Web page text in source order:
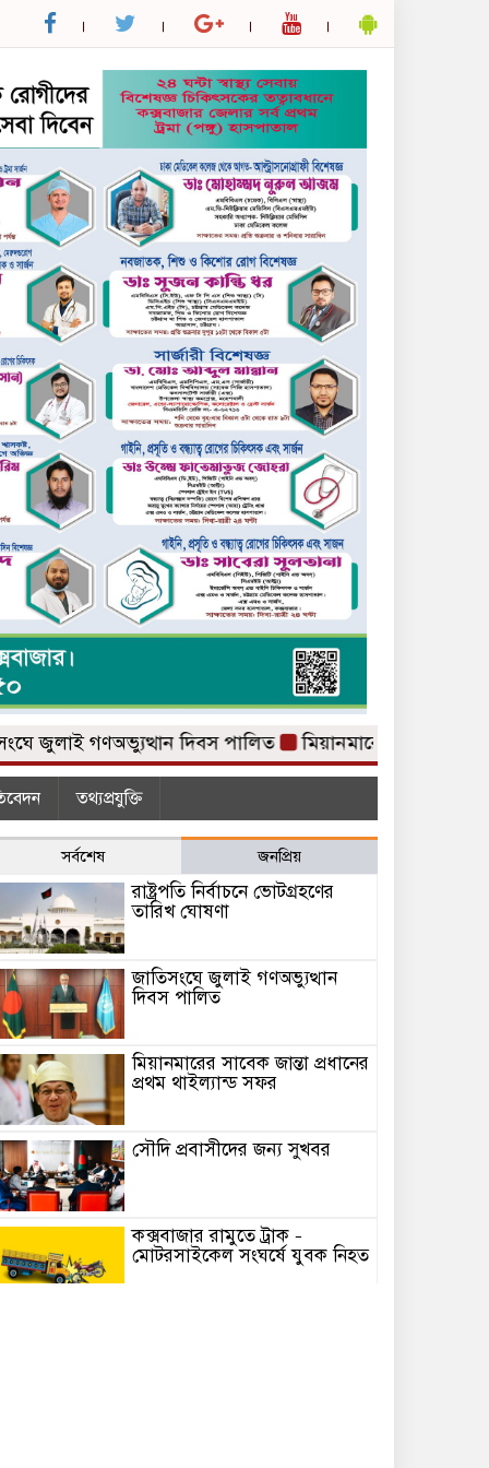
গণঅভ্যুত্থান দিবস পালিত মিয়ানমারের সাবেক জান্তা
তথ্যপ্রযুক্তি
সর্বশেষ জনপ্রিয়
রাষ্ট্রপতি নির্বাচনে ভোটগ্রহণের
তারিখ ঘোষণা
জাতিসংঘে জুলাই গণঅভ্যুত্থান
দিবস পালিত
মিয়ানমারের সাবেক জান্তা প্রধানের
প্রথম থাইল্যান্ড সফর
সৌ‌দি প্রবাসীদের জন্য সুখবর
কক্সবাজার রামুতে ট্রাক –
মোটরসাইকেল সংঘর্ষে যুবক নিহত